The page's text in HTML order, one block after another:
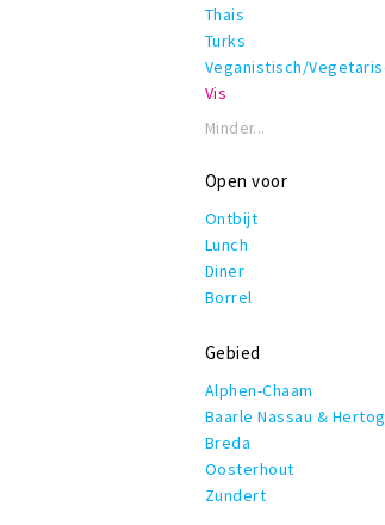
Thais
Turks
Veganistisch/
Vis
Minder...
Open voor
Ontbijt
Lunch
Diner
Borrel
Gebied
Alphen-Chaam
Baarle Nassau & Hertog
Breda
Oosterhout
Zundert